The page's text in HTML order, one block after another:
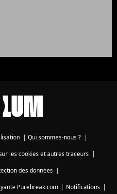
Qui sommes-nous ?
les cookies et autres traceurs|
des données|
Purebreak.com
Notifications